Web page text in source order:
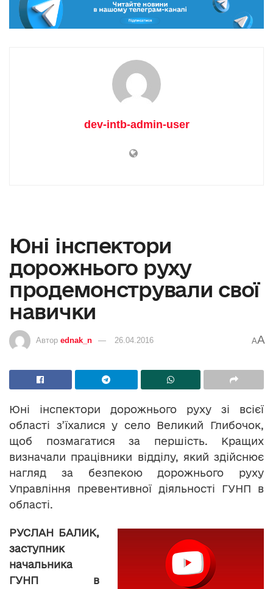
dev-intb-admin-user
Юні інспектори
дорожнього руху
продемонстрували свої
навички
Автор ednak_n 26.04.2016 AA
Юні інспектори дорожнього руху зі всієї
області з’їхалися у село Великий Глибочок,
щоб позмагатися за першість. Кращих
визначали працівники відділу, який здійснює
нагляд за безпекою дорожнього руху
Управління превентивної діяльності ГУНП в
області.
РУСЛАН БАЛИК,
заступник
начальника
ГУНП в